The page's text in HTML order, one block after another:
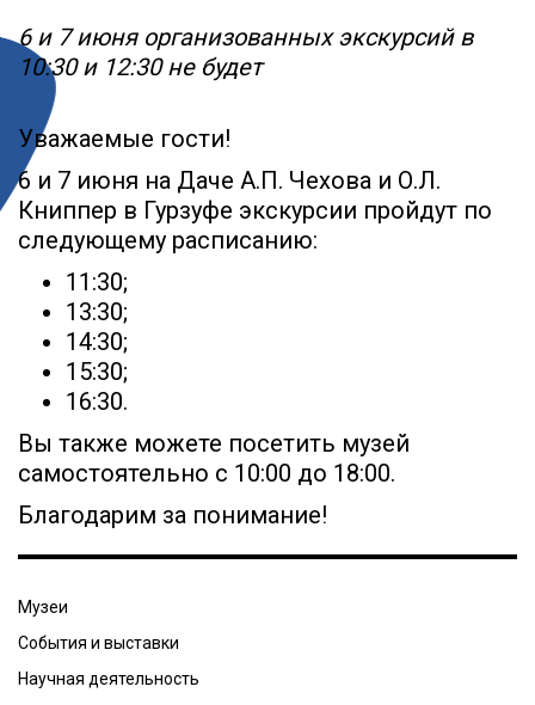
6 и 7 июня организованных экскурсий в
10:30 и 12:30 не будет
Уважаемые гости!
6 и 7 июня на Даче А.П. Чехова и О.Л.
Книппер в Гурзуфе экскурсии пройдут по
следующему расписанию:
11:30;
13:30;
14:30;
15:30;
16:30.
Вы также можете посетить музей
самостоятельно с 10:00 до 18:00.
Благодарим за понимание!
Музеи
События и выставки
Научная деятельность